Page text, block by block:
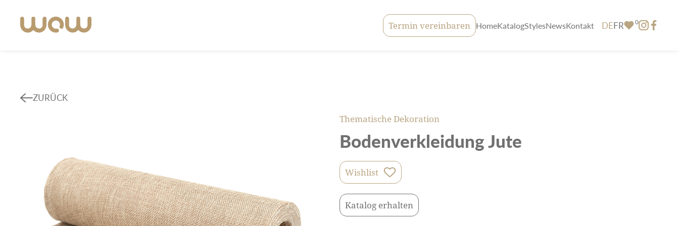
Termin vereinbaren HomeKatalogStylesNewsKontakt DEFR 0
ZURÜCK
Thematische Dekoration
Bodenverkleidung Jute
Wishlist
Katalog erhalten